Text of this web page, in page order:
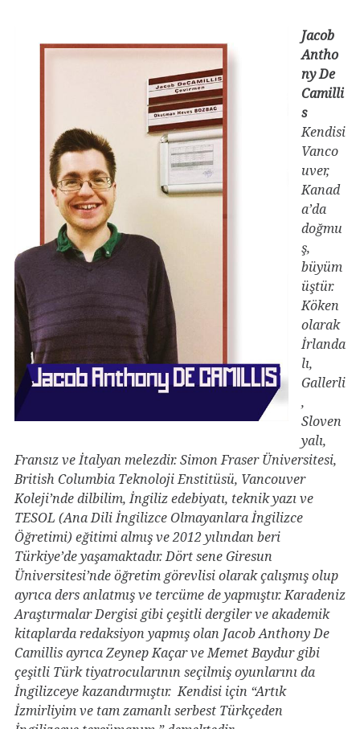
Jacob
Antho
ny De
Camilli
s
Kendisi
Vanco
uver,
Kanad
a’da
doğmu
ş,
büyüm
üştür.
Köken
olarak
İrlanda
lı,
Gallerli
,
Sloven
yalı,
Fransız ve İtalyan melezdir.Simon Fraser Üniversitesi,
British Columbia Teknoloji Enstitüsü, Vancouver
Koleji’nde dilbilim, İngiliz edebiyatı, teknik yazı ve
TESOL (Ana Dili İngilizce Olmayanlara İngilizce
Öğretimi) eğitimi almış ve 2012 yılından beri
Türkiye’de yaşamaktadır. Dört sene Giresun
Üniversitesi’nde öğretim görevlisi olarak çalışmış olup
ayrıca ders anlatmış ve tercüme de yapmıştır. Karadeniz
Araştırmalar Dergisi gibi çeşitli dergiler ve akademik
kitaplarda redaksiyon yapmış olan Jacob Anthony De
Camillis ayrıca Zeynep Kaçar ve Memet Baydur gibi
çeşitli Türk tiyatrocularının seçilmiş oyunlarını da
İngilizceye kazandırmıştır. Kendisi için “Artık
İzmirliyim ve tam zamanlı serbest Türkçeden